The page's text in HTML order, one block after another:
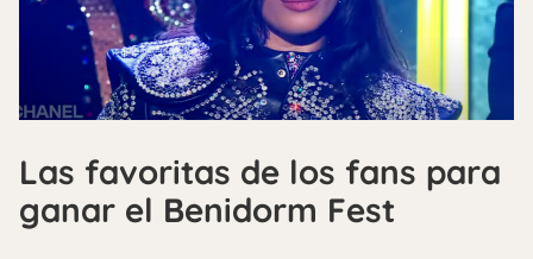
Las favoritas de los fans para
ganar el Benidorm Fest